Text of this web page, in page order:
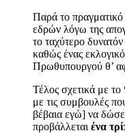
Παρά το
εδρών λόγω της
το ταχύτερο
καθώς ένας
Πρωθυπουργού θ’
Τέλος σχετικά με το
με τις συμβουλές
βέβαια εγώ] να
προβάλλεται ένα